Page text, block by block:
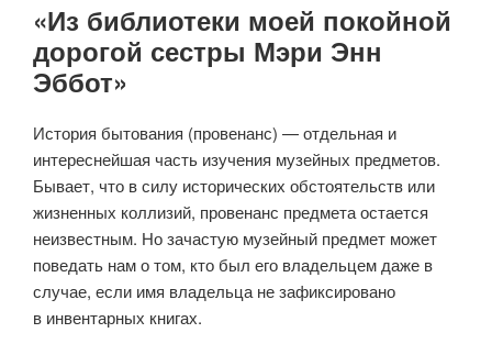
«Из библиотеки моей покойной
дорогой сестры Мэри Энн
Эббот»
История бытования (провенанс) — отдельная и
интереснейшая часть изучения музейных предметов.
Бывает, что в силу исторических обстоятельств или
жизненных коллизий, провенанс предмета остается
неизвестным. Но зачастую музейный предмет может
поведать нам о том, кто был его владельцем даже в
случае, если имя владельца не зафиксировано
в инвентарных книгах.